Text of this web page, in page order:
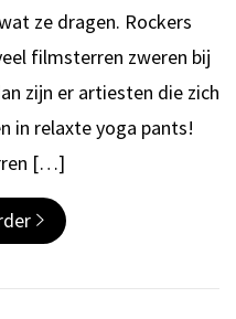
ze dragen. Rockers
filmsterren zweren bij
zijn er artiesten die zich
in relaxte yoga pants!
[…]